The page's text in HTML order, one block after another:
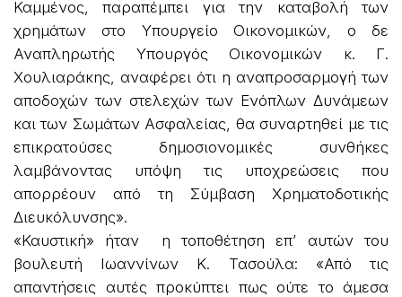
Καμμένος, παραπέμπει για την καταβολή των
χρημάτων στο Υπουργείο Οικονομικών, ο δε
Αναπληρωτής Υπουργός Οικονομικών κ. Γ.
Χουλιαράκης, αναφέρει ότι η αναπροσαρμογή των
αποδοχών των στελεχών των Ενόπλων Δυνάμεων
και των Σωμάτων Ασφαλείας, θα συναρτηθεί με τις
επικρατούσες δημοσιονομικές συνθήκες
λαμβάνοντας υπόψη τις υποχρεώσεις που
απορρέουν από τη Σύμβαση Χρηματοδοτικής
Διευκόλυνσης».
«Καυστική» ήταν η τοποθέτηση επ’ αυτών του
βουλευτή Ιωαννίνων Κ. Τασούλα: «Από τις
απαντήσεις αυτές προκύπτει πως ούτε το άμεσα